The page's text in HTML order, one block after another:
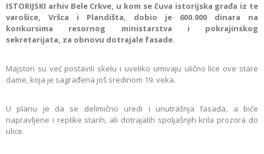
ISTORIJSKI arhiv Bele Crkve, u kom se čuva istorijska građa iz te
varošice, Vršca i Plandišta, dobio je 600.000 dinara na
konkursima resornog ministarstva i pokrajinskog
sekretarijata, za obnovu dotrajale fasade.
Majstori su već postavili skelu i uveliko umivaju ulično lice ove stare
dame, koja je sagrađena još sredinom 19. veka.
U planu je da se delimično uredi i unutrašnja fasada, a biće
napravljene i replike starih, ali dotrajalih spoljašnjih krila prozora do
ulice.